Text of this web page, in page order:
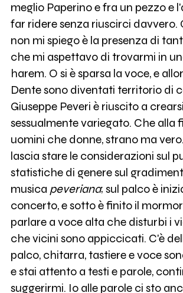
meglio Paperino e fra un pezzo e
far ridere senza riuscirci davvero.
non mi spiego è la presenza di
che mi aspettavo di trovarmi in
harem. O si è sparsa la voce, e
Dente sono diventati territorio di
Giuseppe Peveri è riuscito a
sessualmente variegato. Che alla
uomini che donne, strano ma
lascia stare le considerazioni sul
statistiche di genere sul
musica peveriana; sul palco è
concerto, e sotto è finito il
parlare a voce alta che disturbi i
che vicini sono appiccicati. C'è
palco, chitarra, tastiere e voce
e stai attento a testi e parole,
suggerirmi. Io alle parole ci sto